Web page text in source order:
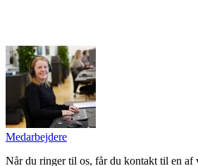
Medarbejdere
Når du ringer til os, får du kontakt til en af